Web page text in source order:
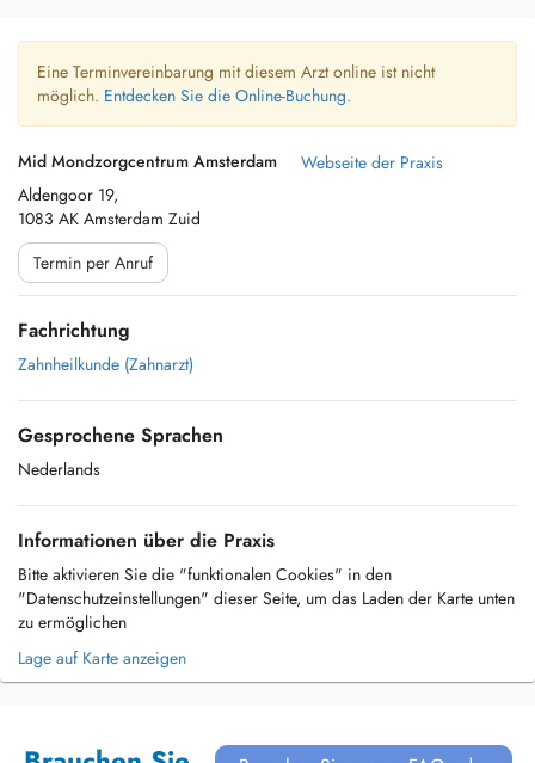
Eine Terminvereinbarung mit diesem Arzt online ist nicht
möglich. Entdecken Sie die Online-Buchung.
Mid Mondzorgcentrum Amsterdam
Aldengoor 19,
1083 AK Amsterdam Zuid
Webseite der Praxis
Termin per Anruf
Fachrichtung
Zahnheilkunde (Zahnarzt)
Gesprochene Sprachen
Nederlands
Informationen über die Praxis
Bitte aktivieren Sie die "funktionalen Cookies" in den
"Datenschutzeinstellungen" dieser Seite, um das Laden der Karte unten
zu ermöglichen
Lage auf Karte anzeigen